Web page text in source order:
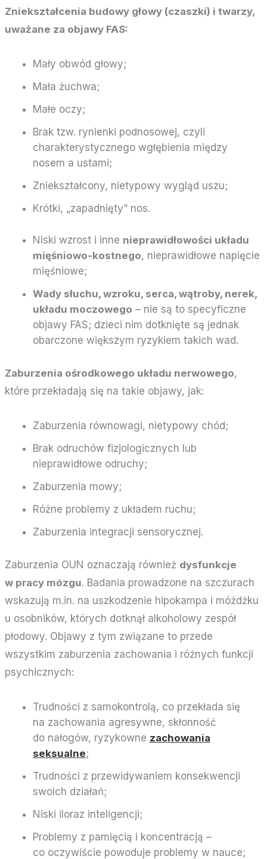
Zniekształcenia budowy głowy (czaszki) i twarzy,
uważane za objawy FAS:
Mały obwód głowy;
Mała żuchwa;
Małe oczy;
Brak tzw. rynienki podnosowej, czyli
charakterystycznego wgłębienia między
nosem a ustami;
Zniekształcony, nietypowy wygląd uszu;
Krótki, „zapadnięty” nos.
Niski wzrost i inne nieprawidłowości układu
mięśniowo-kostnego, nieprawidłowe napięcie
mięśniowe;
Wady słuchu, wzroku, serca, wątroby, nerek,
układu moczowego – nie są to specyficzne
objawy FAS; dzieci nim dotknięte są jednak
obarczone większym ryzykiem takich wad.
Zaburzenia ośrodkowego układu nerwowego,
które przekładają się na takie objawy, jak:
Zaburzenia równowagi, nietypowy chód;
Brak odruchów fizjologicznych lub
nieprawidłowe odruchy;
Zaburzenia mowy;
Różne problemy z układem ruchu;
Zaburzenia integracji sensorycznej.
Zaburzenia OUN oznaczają również dysfunkcje
w pracy mózgu. Badania prowadzone na szczurach
wskazują m.in. na uszkodzenie hipokampa i móżdżku
u osobników, których dotknął alkoholowy zespół
płodowy. Objawy z tym związane to przede
wszystkim zaburzenia zachowania i różnych funkcji
psychicznych:
Trudności z samokontrolą, co przekłada się
na zachowania agresywne, skłonność
do nałogów, ryzykowne zachowania
seksualne;
Trudności z przewidywaniem konsekwencji
swoich działań;
Niski iloraz inteligencji;
Problemy z pamięcią i koncentracją –
co oczywiście powoduje problemy w nauce;